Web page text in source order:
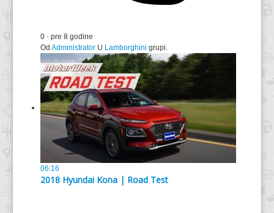
0 · pre 8 godine
Od Administrator U Lamborghini grupi.
06:16
2018 Hyundai Kona | Road Test